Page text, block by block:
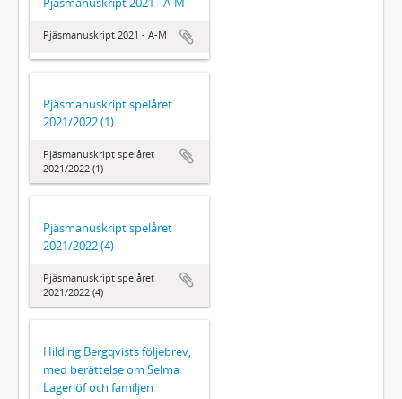
Pjäsmanuskript 2021 - A-M
Pjäsmanuskript spelåret
2021/2022 (1)
Pjäsmanuskript spelåret
2021/2022 (1)
Pjäsmanuskript spelåret
2021/2022 (4)
Pjäsmanuskript spelåret
2021/2022 (4)
Hilding Bergqvists följebrev,
med berättelse om Selma
Lagerlöf och familjen